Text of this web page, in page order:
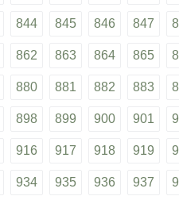
844 845 846 847
862 863 864 865
880 881 882 883
898 899 900 901
916 917 918 919
934 935 936 937